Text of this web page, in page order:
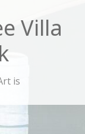
Villa
is